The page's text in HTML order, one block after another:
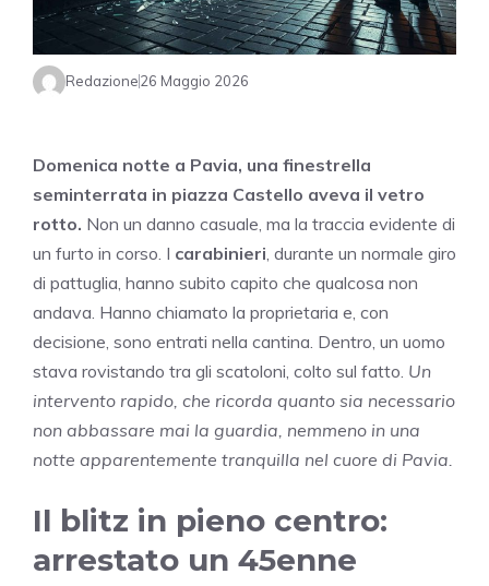
Redazione26 Maggio 2026
Domenica notte a Pavia, una finestrella
seminterrata in piazza Castello aveva il vetro
rotto. Non un danno casuale, ma la traccia evidente di
un furto in corso. I carabinieri , durante un normale giro
di pattuglia, hanno subito capito che qualcosa non
andava. Hanno chiamato la proprietaria e, con
decisione, sono entrati nella cantina. Dentro, un uomo
stava rovistando tra gli scatoloni, colto sul fatto. Un
intervento rapido, che ricorda quanto sia necessario
non abbassare mai la guardia, nemmeno in una
notte apparentemente tranquilla nel cuore di Pavia.
Il blitz in pieno centro:
arrestato un 45enne